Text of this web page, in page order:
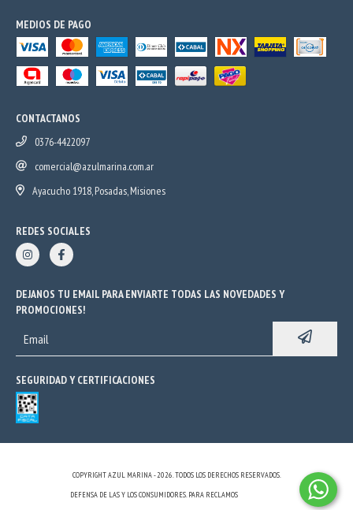
MEDIOS DE PAGO
CONTACTANOS
0376-4422097
comercial@azulmarina.com.ar
Ayacucho 1918, Posadas, Misiones
REDES SOCIALES
DEJANOS TU EMAIL PARA ENVIARTE TODAS LAS NOVEDADES Y
PROMOCIONES!
SEGURIDAD Y CERTIFICACIONES
COPYRIGHT AZUL MARINA - 2026. TODOS LOS DERECHOS RESERVADOS.
DEFENSA DE LAS Y LOS CONSUMIDORES. PARA RECLAMOS